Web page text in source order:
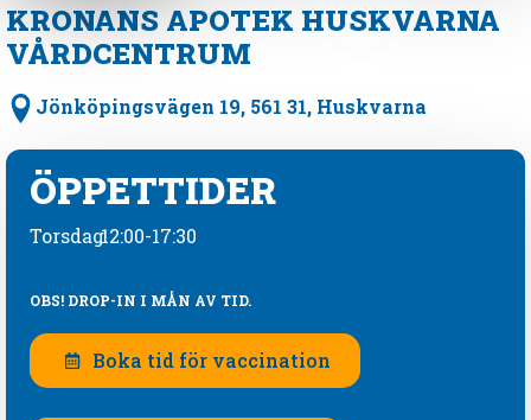
KRONANS APOTEK HUSKVARNA
VÅRDCENTRUM
Jönköpingsvägen 19, 561 31, Huskvarna
ÖPPETTIDER
Torsdag12:00-17:30
OBS! DROP-IN I MÅN AV TID.
Boka tid för vaccination